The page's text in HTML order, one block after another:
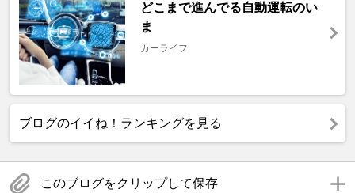
どこまで進んでる自動運転のい
ま
カーライフ
ブログのイイね！ランキングを見る
このブログをクリップして保存